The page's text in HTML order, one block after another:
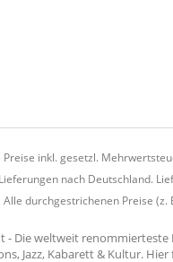
inkl. gesetzl.
nach Deutschland.
Alle durchgestrichenen Preise (z.
- Die weltweit
Jazz, Kabarett & Kultur.